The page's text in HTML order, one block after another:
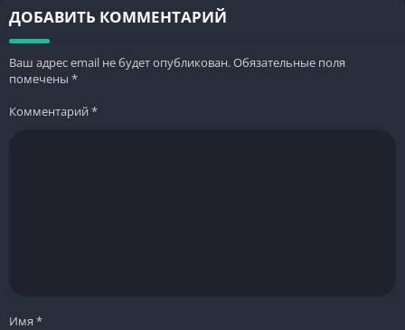
ДОБАВИТЬ КОММЕНТАРИЙ
Ваш адрес email не будет опубликован.Обязательные поля
помечены *
Комментарий*
Имя *